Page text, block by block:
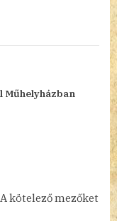
Műhelyházban
A kötelező mezőket